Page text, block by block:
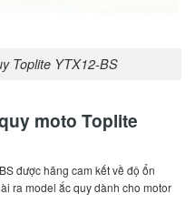
Toplite YTX12-BS
moto Toplite
được hãng cam kết về độ ổn
ra model ắc quy dành cho motor